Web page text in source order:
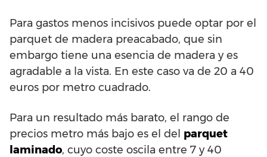
Para gastos menos incisivos puede optar por el
parquet de madera preacabado, que sin
embargo tiene una esencia de madera y es
agradable a la vista. En este caso va de 20 a 40
euros por metro cuadrado.
Para un resultado más barato, el rango de
precios metro más bajo es el del parquet
laminado, cuyo coste oscila entre 7 y 40